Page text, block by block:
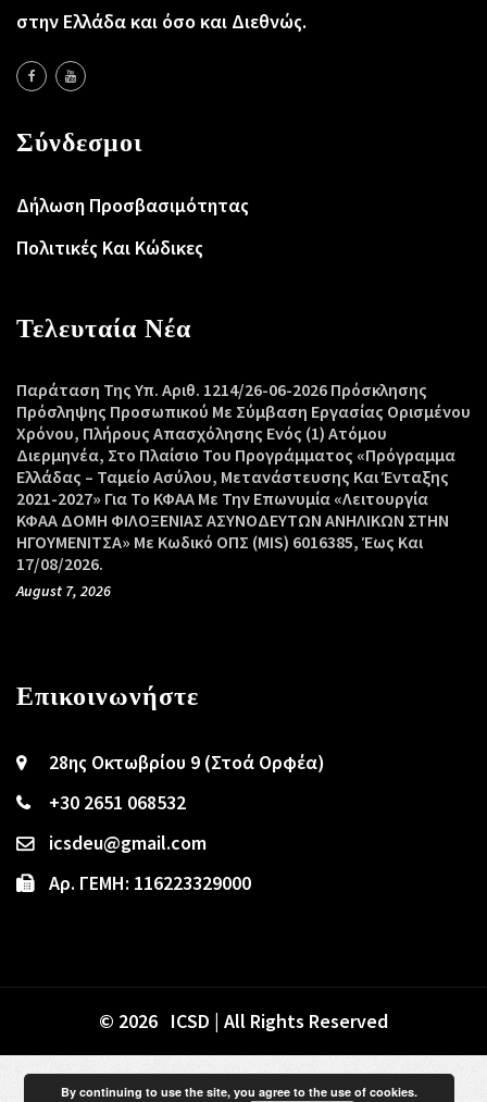
στην Ελλάδα και όσο και Διεθνώς.
Σύνδεσμοι
Δήλωση Προσβασιμότητας
Πολιτικές Και Κώδικες
Τελευταία Νέα
Παράταση Της Υπ. Αριθ. 1214/26-06-2026 Πρόσκλησης
Πρόσληψης Προσωπικού Με Σύμβαση Εργασίας Ορισμένου
Χρόνου, Πλήρους Απασχόλησης Ενός (1) Ατόμου
Διερμηνέα, Στο Πλαίσιο Του Προγράμματος «Πρόγραμμα
Ελλάδας – Ταμείο Ασύλου, Μετανάστευσης Και Ένταξης
2021-2027» Για Το ΚΦΑΑ Με Την Επωνυμία «Λειτουργία
ΚΦΑΑ ΔΟΜΗ ΦΙΛΟΞΕΝΙΑΣ ΑΣΥΝΟΔΕΥΤΩΝ ΑΝΗΛΙΚΩΝ ΣΤΗΝ
ΗΓΟΥΜΕΝΙΤΣΑ» Με Κωδικό ΟΠΣ (MIS) 6016385, Έως Και
17/08/2026.
August 7, 2026
Επικοινωνήστε
28ης Οκτωβρίου 9 (Στοά Ορφέα)
+30 2651 068532
icsdeu@gmail.com
Αρ. ΓΕΜΗ: 116223329000
© 2026 ICSD | All Rights Reserved
By continuing to use the site, you agree to the use of cookies.